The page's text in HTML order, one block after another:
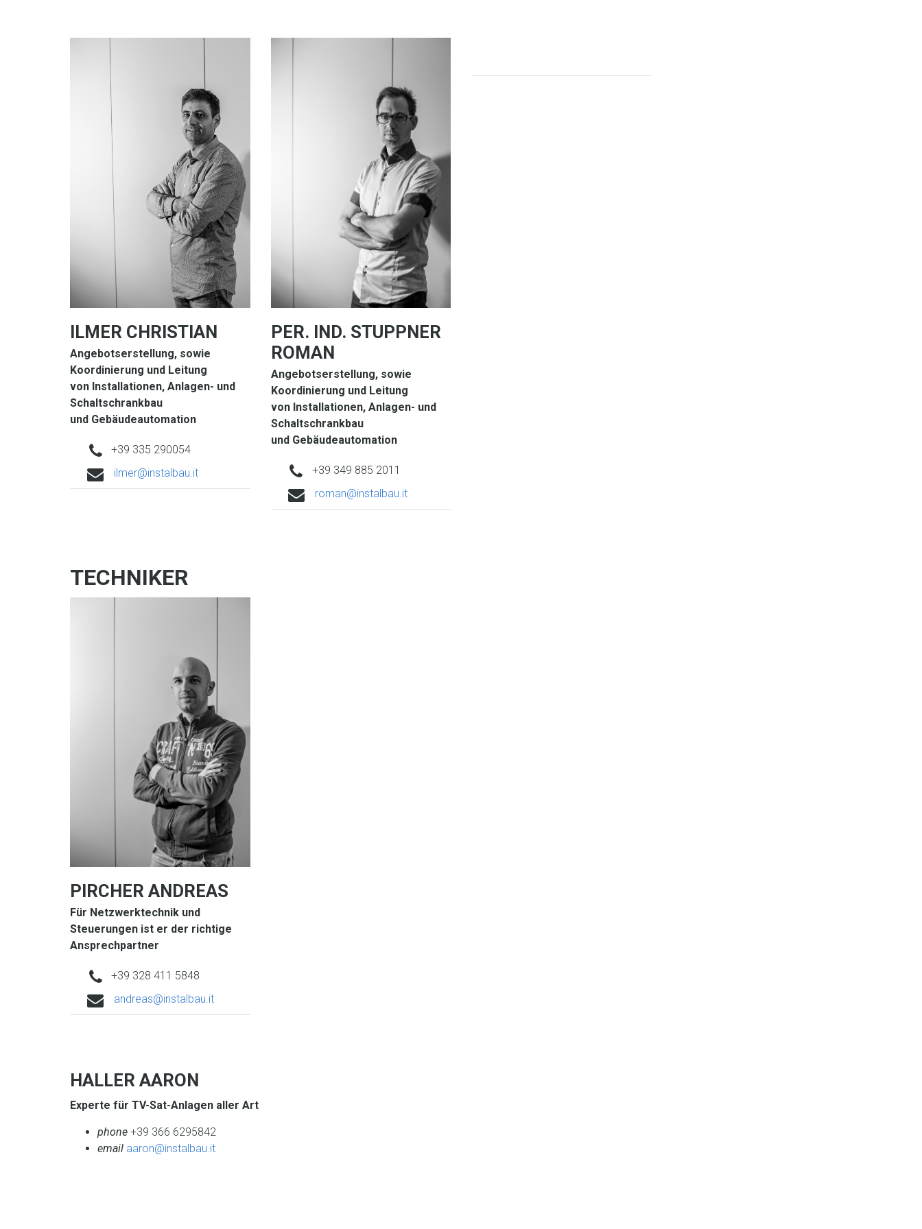
ILMER CHRISTIAN
Angebotserstellung, sowie
Koordinierung und Leitung
von Installationen, Anlagen- und
Schaltschrankbau
und Gebäudeautomation
phone
+39 335 290054
e
m
ilmer@instalbau.it
PER. IND. STUPPNER
ROMAN
Angebotserstellung, sowie
Koordinierung und Leitung
von Installationen, Anlagen- und
Schaltschrankbau
und Gebäudeautomation
phone
+39 349 885 2011
e
m
roman@instalbau.it
TECHNIKER
PIRCHER ANDREAS
Für Netzwerktechnik und
Steuerungen ist er der richtige
Ansprechpartner
phone
+39 328 411 5848
e
m
andreas@instalbau.it
HALLER AARON
Experte für TV-Sat-Anlagen aller Art
phone +39 366 6295842
email aaron@instalbau.it